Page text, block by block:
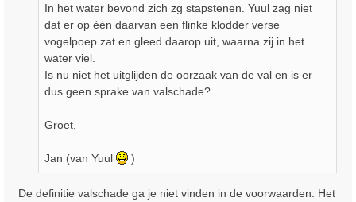
In het water bevond zich zg stapstenen. Yuul zag niet
dat er op èèn daarvan een flinke klodder verse
vogelpoep zat en gleed daarop uit, waarna zij in het
water viel.
Is nu niet het uitglijden de oorzaak van de val en is er
dus geen sprake van valschade?
Groet,
Jan (van Yuul )
De definitie valschade ga je niet vinden in de voorwaarden. Het